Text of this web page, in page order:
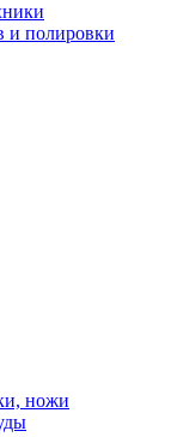
и полировки
ножи